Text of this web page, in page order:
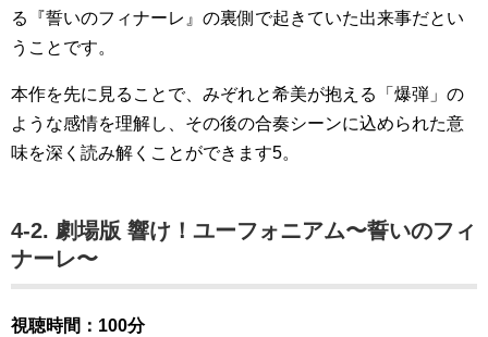
る『誓いのフィナーレ』の裏側で起きていた出来事だとい
うことです。
本作を先に見ることで、みぞれと希美が抱える「爆弾」の
ような感情を理解し、その後の合奏シーンに込められた意
味を深く読み解くことができます5。
4-2. 劇場版 響け！ユーフォニアム〜誓いのフィ
ナーレ〜
視聴時間：100分